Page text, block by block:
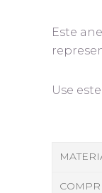
Este
Use